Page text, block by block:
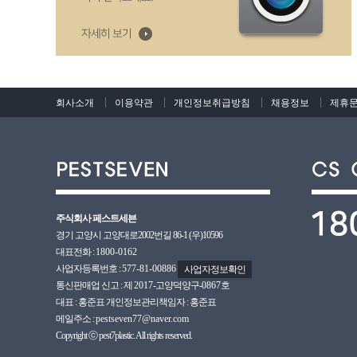
회사소개 이용약관 개인정보취급방침 채용정보 제휴
주식회사 페스트세븐
경기 고양시 고양대로2002번길 86-1 (우)10596
대표전화 :1800-0162
사업자등록번호 :577-81-00886
사업자정보확인
통신판매업 신고 : 제 2017-고양덕양구-0867호
대표 : 홍준표 개인정보관리책임자 : 홍준표
메일주소 :pestseven77@naver.com
Copyright ⓒ pest7plastic. All rights reserved.